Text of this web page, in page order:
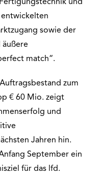
und
sowie der
match“.
zum
€ 60 Mio. zeigt
und
Jahren hin.
September ein
für das lfd.